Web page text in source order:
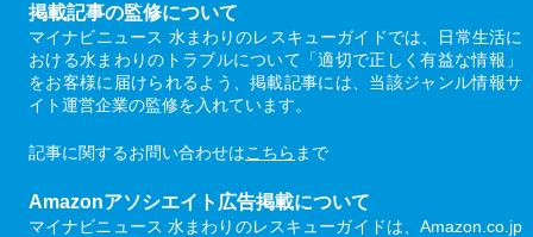
掲載記事の監修について
マイナビニュース 水まわりのレスキューガイドでは、日常生活に
おける水まわりのトラブルについて「適切で正しく有益な情報」
をお客様に届けられるよう、掲載記事には、当該ジャンル情報サ
イト運営企業の監修を入れています。
記事に関するお問い合わせはこちら まで
Amazonアソシエイト広告掲載について
マイナビニュース 水まわりのレスキューガイドは、Amazon.co.jp